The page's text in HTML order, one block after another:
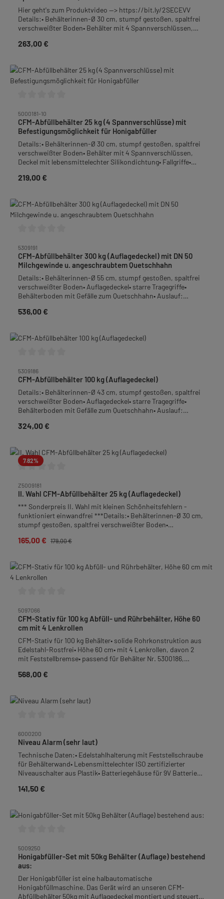
Hier geht's zum Produktvideo --> https://bit.ly/2SECEVV
Details:• Behälterinnen-Ø 30 cm, stumpf gestoßen, spaltfrei
verschweißter Boden• Behälter mit 4 Spannverschlüssen,
Behälterboden mit Gefälle zum Quetschhahn• Auslauf:
Rostfrei• Höhe: 55,5 cm• Gewicht: 6,4 kgTipp: Ideal zu
kombinieren mit dem konischen Feinfiltersieb Art.-Nr.
Regulärer Preis:
263,00 €
5000181-10
CFM-Abfüllbehälter 25 kg (4 Spannverschlüsse) mit
Befestigungsmöglichkeit für Honigabfüller
Details:• Behälterinnen-Ø 30 cm, stumpf gestoßen, spaltfrei
verschweißter Boden• Behälter mit 4 Spannverschlüssen,
Deckel mit lebensmittelechter Silikondichtung• Fallgriffe•
Quetschhahn 1 1/2", bodengleich angeschweißt mit
Rostfrei• Höhe: 31,5 cm• Gewicht: 4,7 kgFrachtpflichtiges
Gewicht: 5,5 kg
Regulärer Preis:
219,00 €
5309191
CFM-Abfüllbehälter 300 kg (Auflagedeckel) mit DN 50
Milchgewinde u. angeschraubtem Quetschhahn
Details:• Behälterinnen-Ø 55 cm, stumpf gestoßen, spaltfrei
verschweißter Boden• Auflagedeckel• starre Tragegriffe•
Behälterboden mit Gefälle zum Quetschhahn• Auslauf:
mit anschraubbarem Quetschhahn 2"• Material: Edelstahl-
Regulärer Preis:
536,00 €
5309186
CFM-Abfüllbehälter 100 kg (Auflagedeckel)
Details:• Behälterinnen-Ø 43 cm, stumpf gestoßen, spaltfrei
verschweißter Boden• Auflagedeckel• starre Tragegriffe•
Behälterboden mit Gefälle zum Quetschhahn• Auslauf:
Edelstahl-Rostfrei• Höhe: 61,5 cm• Gewicht: 9,5
Regulärer Preis:
324,00 €
7.82%
Z5009181
II. Wahl CFM-Abfüllbehälter 25 kg (Auflagedeckel)
*** Sonderpreis II. Wahl mit kleinen Schönheitsfehlern -
funktioniert einwandfrei ***Details:• Behälterinnen-Ø 30 cm,
stumpf gestoßen, spaltfrei verschweißter Boden•
Quetschhahn• Auslauf: Quetschhahn 1 1/2", bodengleich
Verkaufspreis:
165,00 € Regulärer Preis:
179,00 €
5097066
CFM-Stativ für 100 kg Abfüll- und Rührbehälter, Höhe 60
cm mit 4 Lenkrollen
CFM-Stativ für 100 kg Behälter• solide Rohrkonstruktion aus
Edelstahl-Rostfrei• Höhe 60 cm• mit 4 Lenkrollen, davon 2
mit Feststellbremse• passend für Behälter Nr. 5300186,
doppelwandigen Behälter! Bitte hierfür 5097055 bestellen.
Regulärer Preis:
568,00 €
6000200
Niveau Alarm (sehr laut)
Technische Daten:• Edelstahlhalterung mit Feststellschraube
für Behälterwand• Lebensmittelechter ISO zertifizierter
Niveauschalter aus Plastik• Batteriegehäuse für 9V Batterie
alle runden Behälterränder!Welcher Imker hat sich noch nicht
dies zu verhindern, wurde dieser LAUTE und robuste
in lauten Umgebungen und/oder bis in den Nebenraum durch
und sichert dadurch, dass Sie ab jetzt immer hören wenn Ihr
Behälter fast voll ist.
Regulärer Preis:
141,50 €
5009250
Honigabfüller-Set mit 50kg Behälter (Auflage) bestehend
aus:
Der Honigabfüller ist eine halbautomatische
Honigabfüllmaschine. Das Gerät wird an unseren CFM-
Abfüllbehälter 50kg mit Auflagedeckel montiert und steuert